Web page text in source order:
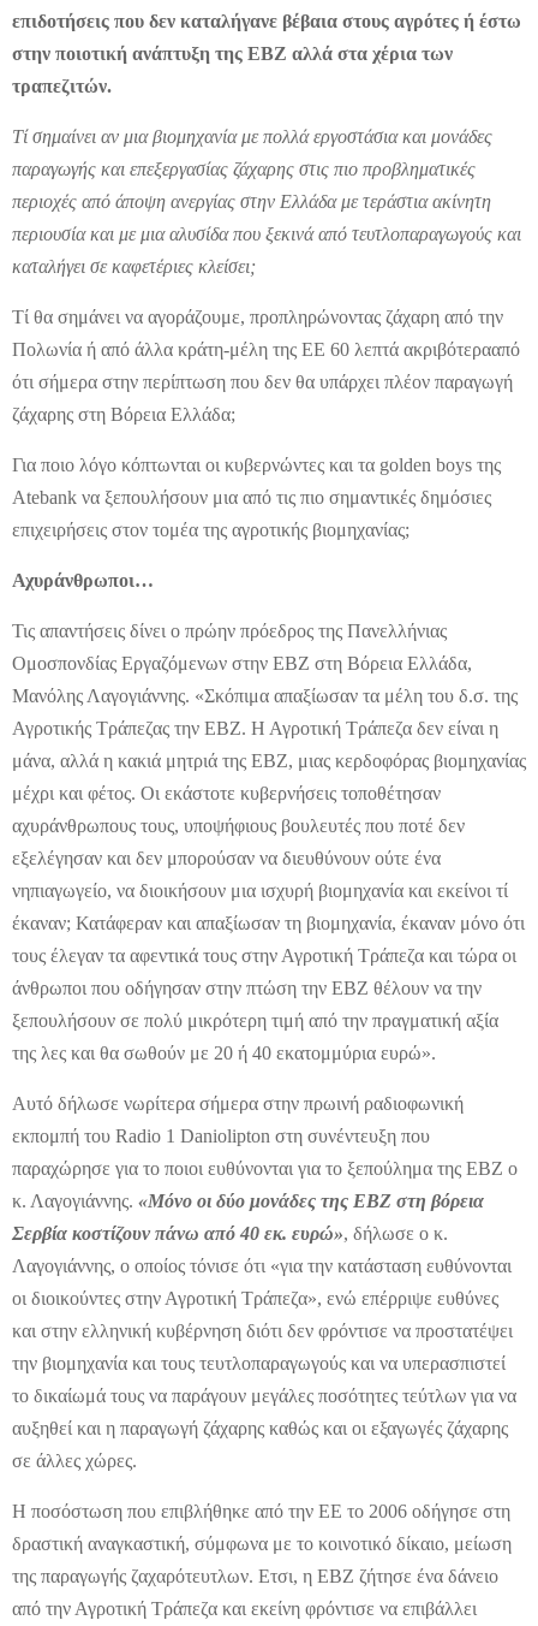
επιδοτήσεις που δεν καταλήγανε βέβαια στους αγρότες ή έστω
στην ποιοτική ανάπτυξη της ΕΒΖ αλλά στα χέρια των
τραπεζιτών.
Τί σημαίνει αν μια βιομηχανία με πολλά εργοστάσια και μονάδες
παραγωγής και επεξεργασίας ζάχαρης στις πιο προβληματικές
περιοχές από άποψη ανεργίας στην Ελλάδα με τεράστια ακίνητη
περιουσία και με μια αλυσίδα που ξεκινά από τευτλοπαραγωγούς και
καταλήγει σε καφετέριες κλείσει;
Τί θα σημάνει να αγοράζουμε, προπληρώνοντας ζάχαρη από την
Πολωνία ή από άλλα κράτη-μέλη της ΕΕ 60 λεπτά ακριβότερααπό
ότι σήμερα στην περίπτωση που δεν θα υπάρχει πλέον παραγωγή
ζάχαρης στη Βόρεια Ελλάδα;
Για ποιο λόγο κόπτωνται οι κυβερνώντες και τα golden boys της
Atebank να ξεπουλήσουν μια από τις πιο σημαντικές δημόσιες
επιχειρήσεις στον τομέα της αγροτικής βιομηχανίας;
Αχυράνθρωποι…
Τις απαντήσεις δίνει ο πρώην πρόεδρος της Πανελλήνιας
Ομοσπονδίας Εργαζόμενων στην ΕΒΖ στη Βόρεια Ελλάδα,
Μανόλης Λαγογιάννης. «Σκόπιμα απαξίωσαν τα μέλη του δ.σ. της
Αγροτικής Τράπεζας την ΕΒΖ. Η Αγροτική Τράπεζα δεν είναι η
μάνα, αλλά η κακιά μητριά της ΕΒΖ, μιας κερδοφόρας βιομηχανίας
μέχρι και φέτος. Οι εκάστοτε κυβερνήσεις τοποθέτησαν
αχυράνθρωπους τους, υποψήφιους βουλευτές που ποτέ δεν
εξελέγησαν και δεν μπορούσαν να διευθύνουν ούτε ένα
νηπιαγωγείο, να διοικήσουν μια ισχυρή βιομηχανία και εκείνοι τί
έκαναν; Κατάφεραν και απαξίωσαν τη βιομηχανία, έκαναν μόνο ότι
τους έλεγαν τα αφεντικά τους στην Αγροτική Τράπεζα και τώρα οι
άνθρωποι που οδήγησαν στην πτώση την ΕΒΖ θέλουν να την
ξεπουλήσουν σε πολύ μικρότερη τιμή από την πραγματική αξία
της λες και θα σωθούν με 20 ή 40 εκατομμύρια ευρώ».
Αυτό δήλωσε νωρίτερα σήμερα στην πρωινή ραδιοφωνική
εκπομπή του Radio 1 Daniolipton στη συνέντευξη που
παραχώρησε για το ποιοι ευθύνονται για το ξεπούλημα της ΕΒΖ ο
κ. Λαγογιάννης. «Μόνο οι δύο μονάδες της ΕΒΖ στη βόρεια
Σερβία κοστίζουν πάνω από 40 εκ. ευρώ», δήλωσε ο κ.
Λαγογιάννης, ο οποίος τόνισε ότι «για την κατάσταση ευθύνονται
οι διοικούντες στην Αγροτική Τράπεζα», ενώ επέρριψε ευθύνες
και στην ελληνική κυβέρνηση διότι δεν φρόντισε να προστατέψει
την βιομηχανία και τους τευτλοπαραγωγούς και να υπερασπιστεί
το δικαίωμά τους να παράγουν μεγάλες ποσότητες τεύτλων για να
αυξηθεί και η παραγωγή ζάχαρης καθώς και οι εξαγωγές ζάχαρης
σε άλλες χώρες.
Η ποσόστωση που επιβλήθηκε από την ΕΕ το 2006 οδήγησε στη
δραστική αναγκαστική, σύμφωνα με το κοινοτικό δίκαιο, μείωση
της παραγωγής ζαχαρότευτλων. Ετσι, η ΕΒΖ ζήτησε ένα δάνειο
από την Αγροτική Τράπεζα και εκείνη φρόντισε να επιβάλλει